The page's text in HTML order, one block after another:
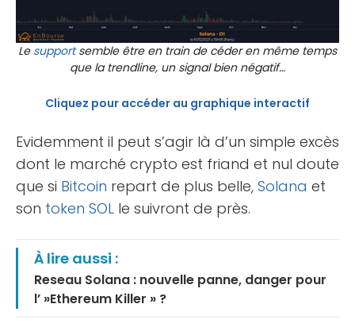
Le supportsemble être en train de céder en même temps
que la trendline, un signal bien négatif…
Cliquez pour accéder au graphique interactif
Evidemment il peut s’agir là d’un simple excès
dont le marché crypto est friand et nul doute
que si Bitcoin repart de plus belle, Solana et
son token SOL le suivront de près.
À lire aussi :
Reseau Solana : nouvelle panne, danger pour
l’ »Ethereum Killer » ?